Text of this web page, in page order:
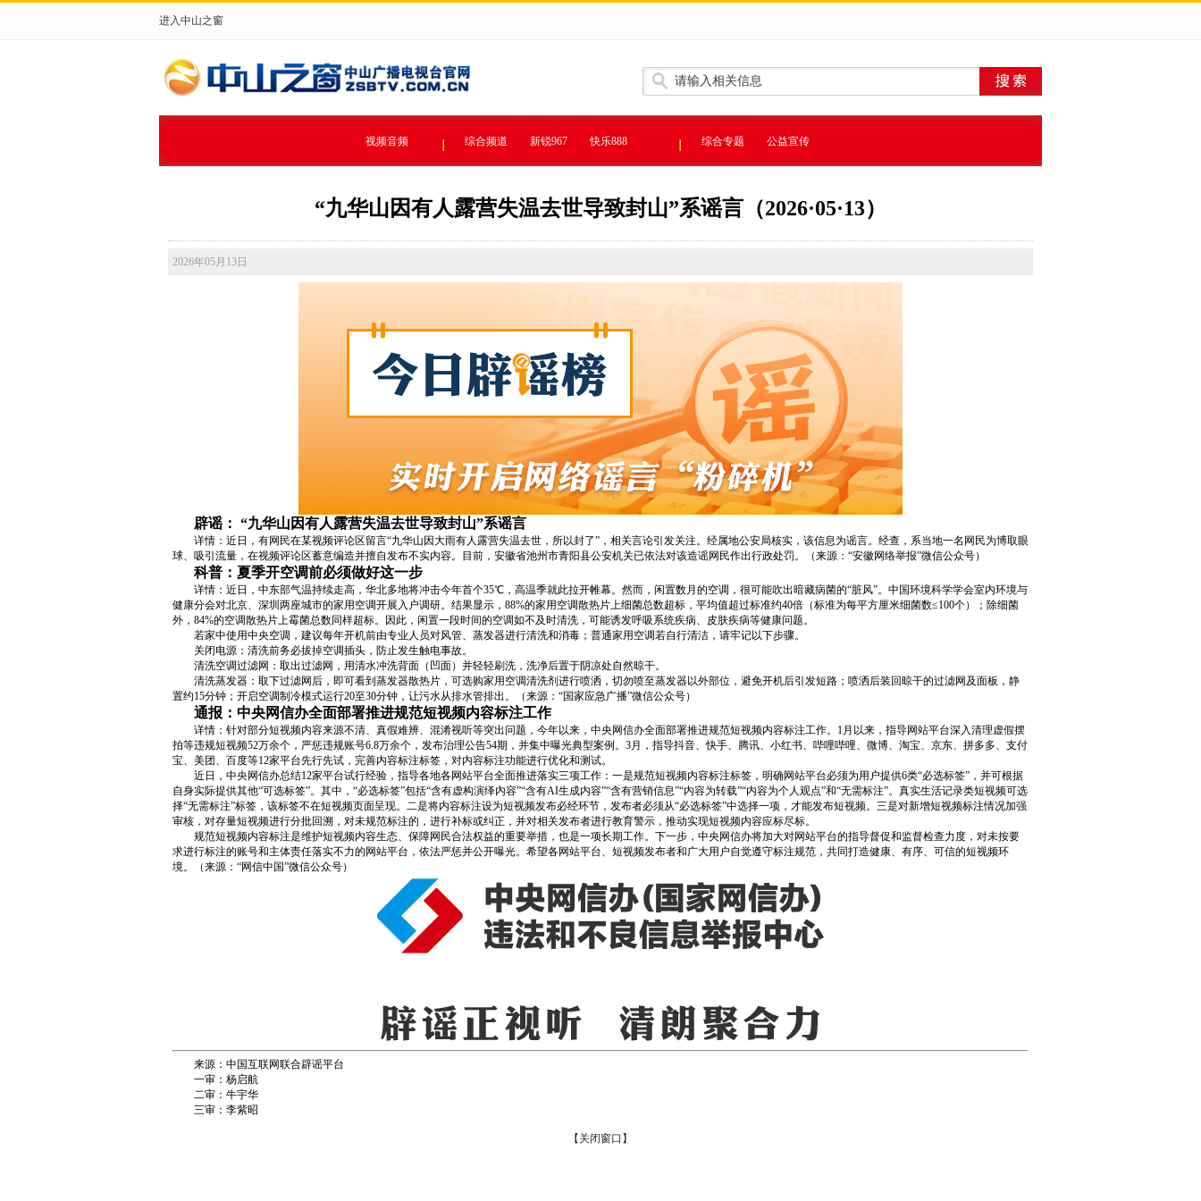
进入中山之窗
视频音频 综合频道 新锐967 快乐888 综合专题 公益宣传
“九华山因有人露营失温去世导致封山”系谣言（2026·05·13）
2026年05月13日
辟谣： “九华山因有人露营失温去世导致封山”系谣言
详情：近日，有网民在某视频评论区留言“九华山因大雨有人露营失温去世，所以封了”，相关言论引发关注。经属地公安局核实，该信息为谣言。经查，系当地一名网民为博取眼
球、吸引流量，在视频评论区蓄意编造并擅自发布不实内容。目前，安徽省池州市青阳县公安机关已依法对该造谣网民作出行政处罚。（来源：“安徽网络举报”微信公众号）
科普：夏季开空调前必须做好这一步
详情：近日，中东部气温持续走高，华北多地将冲击今年首个35℃，高温季就此拉开帷幕。然而，闲置数月的空调，很可能吹出暗藏病菌的“脏风”。中国环境科学学会室内环境与
健康分会对北京、深圳两座城市的家用空调开展入户调研。结果显示，88%的家用空调散热片上细菌总数超标，平均值超过标准约40倍（标准为每平方厘米细菌数≤100个）；除细菌
外，84%的空调散热片上霉菌总数同样超标。因此，闲置一段时间的空调如不及时清洗，可能诱发呼吸系统疾病、皮肤疾病等健康问题。
若家中使用中央空调，建议每年开机前由专业人员对风管、蒸发器进行清洗和消毒；普通家用空调若自行清洁，请牢记以下步骤。
关闭电源：清洗前务必拔掉空调插头，防止发生触电事故。
清洗空调过滤网：取出过滤网，用清水冲洗背面（凹面）并轻轻刷洗，洗净后置于阴凉处自然晾干。
清洗蒸发器：取下过滤网后，即可看到蒸发器散热片，可选购家用空调清洗剂进行喷洒，切勿喷至蒸发器以外部位，避免开机后引发短路；喷洒后装回晾干的过滤网及面板，静
置约15分钟；开启空调制冷模式运行20至30分钟，让污水从排水管排出。（来源：“国家应急广播”微信公众号）
通报：中央网信办全面部署推进规范短视频内容标注工作
详情：针对部分短视频内容来源不清、真假难辨、混淆视听等突出问题，今年以来，中央网信办全面部署推进规范短视频内容标注工作。1月以来，指导网站平台深入清理虚假摆
拍等违规短视频52万余个，严惩违规账号6.8万余个，发布治理公告54期，并集中曝光典型案例。3月，指导抖音、快手、腾讯、小红书、哔哩哔哩、微博、淘宝、京东、拼多多、支付
宝、美团、百度等12家平台先行先试，完善内容标注标签，对内容标注功能进行优化和测试。
近日，中央网信办总结12家平台试行经验，指导各地各网站平台全面推进落实三项工作：一是规范短视频内容标注标签，明确网站平台必须为用户提供6类“必选标签”，并可根据
自身实际提供其他“可选标签”。其中，“必选标签”包括“含有虚构演绎内容”“含有AI生成内容”“含有营销信息”“内容为转载”“内容为个人观点”和“无需标注”。真实生活记录类短视频可选
择“无需标注”标签，该标签不在短视频页面呈现。二是将内容标注设为短视频发布必经环节，发布者必须从“必选标签”中选择一项，才能发布短视频。三是对新增短视频标注情况加强
审核，对存量短视频进行分批回溯，对未规范标注的，进行补标或纠正，并对相关发布者进行教育警示，推动实现短视频内容应标尽标。
规范短视频内容标注是维护短视频内容生态、保障网民合法权益的重要举措，也是一项长期工作。下一步，中央网信办将加大对网站平台的指导督促和监督检查力度，对未按要
求进行标注的账号和主体责任落实不力的网站平台，依法严惩并公开曝光。希望各网站平台、短视频发布者和广大用户自觉遵守标注规范，共同打造健康、有序、可信的短视频环
境。（来源：“网信中国”微信公众号）
来源：中国互联网联合辟谣平台
一审：杨启航
二审：牛宇华
三审：李紫昭
【关闭窗口】